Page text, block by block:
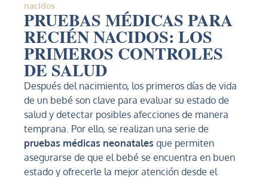
nacidos
PRUEBAS MÉDICAS PARA
RECIÉN NACIDOS: LOS
PRIMEROS CONTROLES
DE SALUD
Después del nacimiento, los primeros días de vida
de un bebé son clave para evaluar su estado de
salud y detectar posibles afecciones de manera
temprana. Por ello, se realizan una serie de
pruebas médicas neonatales que permiten
asegurarse de que el bebé se encuentra en buen
estado y ofrecerle la mejor atención desde el